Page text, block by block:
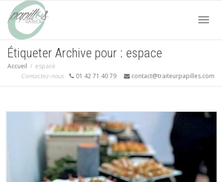
Étiqueter Archive pour : espace
Accueil
espace
Contactez-nous
01 42 71 40 79 contact@traiteurpapilles.com